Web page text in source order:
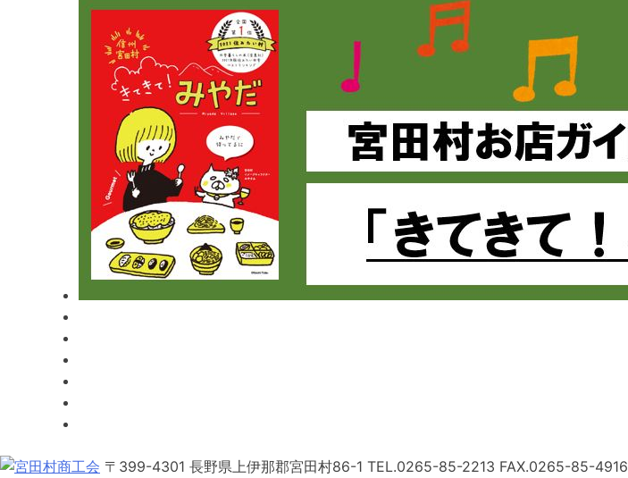
〒399-4301 長野県上伊那郡宮田村86-1 TEL.0265-85-2213 FAX.0265-85-4916